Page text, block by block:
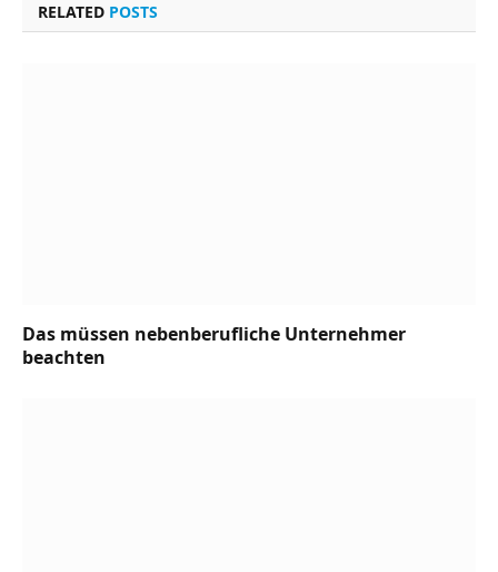
RELATED POSTS
Das müssen nebenberufliche Unternehmer
beachten